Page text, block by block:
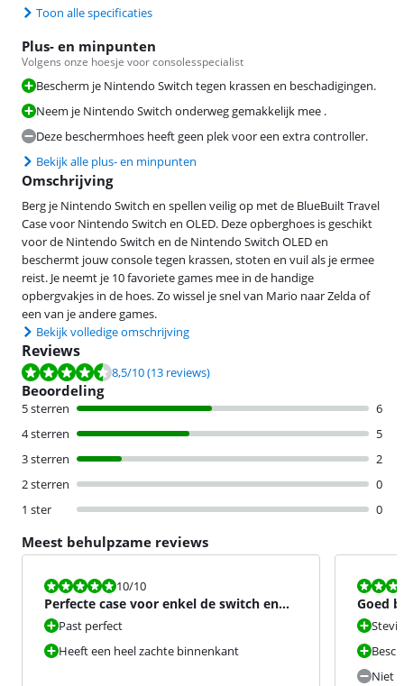
Toon alle specificaties
Plus- en minpunten
Volgens onze hoesje voor consolesspecialist
Bescherm je Nintendo Switch tegen krassen en beschadigingen.
Neem je Nintendo Switch onderweg gemakkelijk mee .
Deze beschermhoes heeft geen plek voor een extra controller.
Bekijk alle plus- en minpunten
Omschrijving
Berg je Nintendo Switch en spellen veilig op met de BlueBuilt Travel
Case voor Nintendo Switch en OLED. Deze opberghoes is geschikt
voor de Nintendo Switch en de Nintendo Switch OLED en
beschermt jouw console tegen krassen, stoten en vuil als je ermee
reist. Je neemt je 10 favoriete games mee in de handige
opbergvakjes in de hoes. Zo wissel je snel van Mario naar Zelda of
een van je andere games.
Bekijk volledige omschrijving
Reviews
Beoordeling is 8,5 van de 10, gebaseerd op 13 reviews.
8,5/10(13 reviews)
Beoordeling
5 sterren
6
4 sterren
5
3 sterren
2
2 sterren
0
1 ster
0
Meest behulpzame reviews
Beoordeling is 10 van de 10.
10/10
Perfecte case voor enkel de switch en
games
Past perfect
Heeft een heel zachte binnenkant
Goed
ervoor
Stevig
Niet